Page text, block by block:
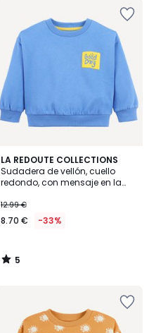
LA REDOUTE COLLECTIONS
Sudadera de vellón, cuello
redondo, con mensaje en la
12.99 €
8.70 € -33%
5
/
5
5
/